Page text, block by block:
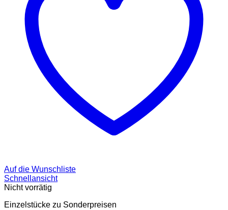
Auf die Wunschliste
Schnellansicht
Nicht vorrätig
Einzelstücke zu Sonderpreisen